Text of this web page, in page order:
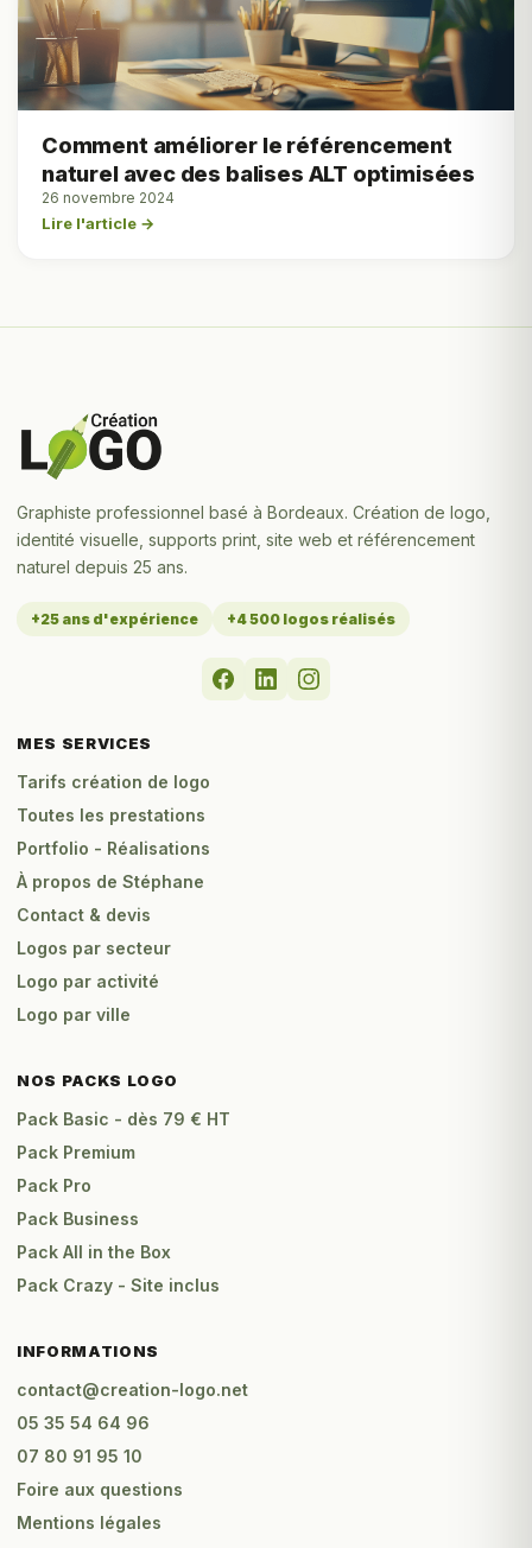
Comment améliorer le référencement
naturel avec des balises ALT optimisées
26 novembre 2024
Lire l'article →
Graphiste professionnel basé à Bordeaux. Création de logo,
identité visuelle, supports print, site web et référencement
naturel depuis 25 ans.
+25 ans d'expérience +4 500 logos réalisés
MES SERVICES
Tarifs création de logo
Toutes les prestations
Portfolio - Réalisations
À propos de Stéphane
Contact & devis
Logos par secteur
Logo par activité
Logo par ville
NOS PACKS LOGO
Pack Basic - dès 79 € HT
Pack Premium
Pack Pro
Pack Business
Pack All in the Box
Pack Crazy - Site inclus
INFORMATIONS
contact@creation-logo.net
05 35 54 64 96
07 80 91 95 10
Foire aux questions
Mentions légales